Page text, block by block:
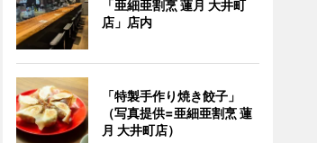
「亜細亜割烹 蓮月 大井町
店」店内
「特製手作り焼き餃子」
（写真提供=亜細亜割烹 蓮
月 大井町店）